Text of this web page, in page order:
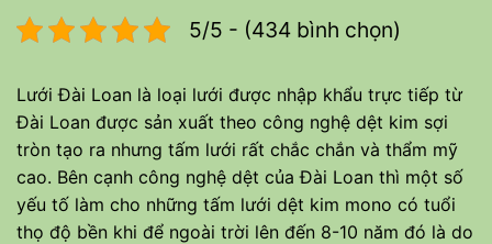
5/5 - (434 bình chọn)
Lưới Đài Loan là loại lưới được nhập khẩu trực tiếp từ
Đài Loan được sản xuất theo công nghệ dệt kim sợi
tròn tạo ra nhưng tấm lưới rất chắc chắn và thẩm mỹ
cao. Bên cạnh công nghệ dệt của Đài Loan thì một số
yếu tố làm cho những tấm lưới dệt kim mono có tuổi
thọ độ bền khi để ngoài trời lên đến 8-10 năm đó là do